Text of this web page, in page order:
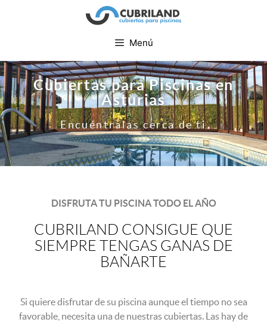
Menú
Cubiertas para Piscinas en
Asturias
Encuéntralas cerca de ti
DISFRUTA TU PISCINA TODO EL AÑO
CUBRILAND CONSIGUE QUE
SIEMPRE TENGAS GANAS DE
BAÑARTE
Si quiere disfrutar de su piscina aunque el tiempo no sea
favorable, necesita una de nuestras cubiertas. Las hay de